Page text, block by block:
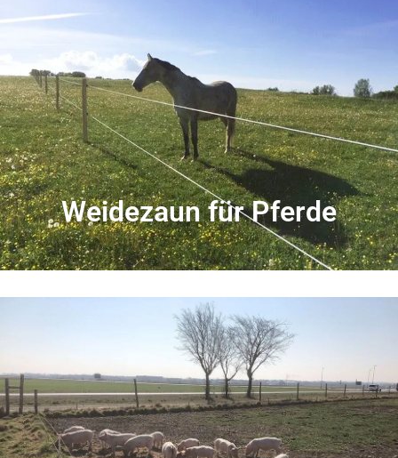
Weidezaun für Pferde